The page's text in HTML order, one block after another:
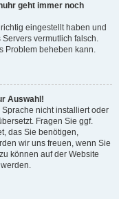
geht immer noch
eingestellt haben und
vermutlich falsch.
Problem beheben kann.
Auswahl!
nicht installiert oder
Fragen Sie ggf.
das Sie benötigen,
wir uns freuen, wenn Sie
können auf der Website